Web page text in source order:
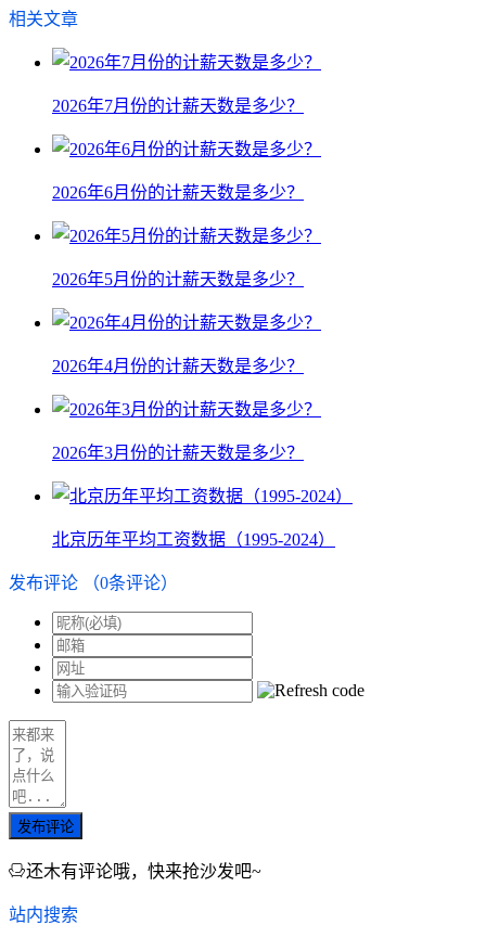
相关文章
2026年7月份的计薪天数是多少？
2026年6月份的计薪天数是多少？
2026年5月份的计薪天数是多少？
2026年4月份的计薪天数是多少？
2026年3月份的计薪天数是多少？
北京历年平均工资数据（1995-2024）
发布评论 （0条评论）
发布评论
还木有评论哦，快来抢沙发吧~
站内搜索